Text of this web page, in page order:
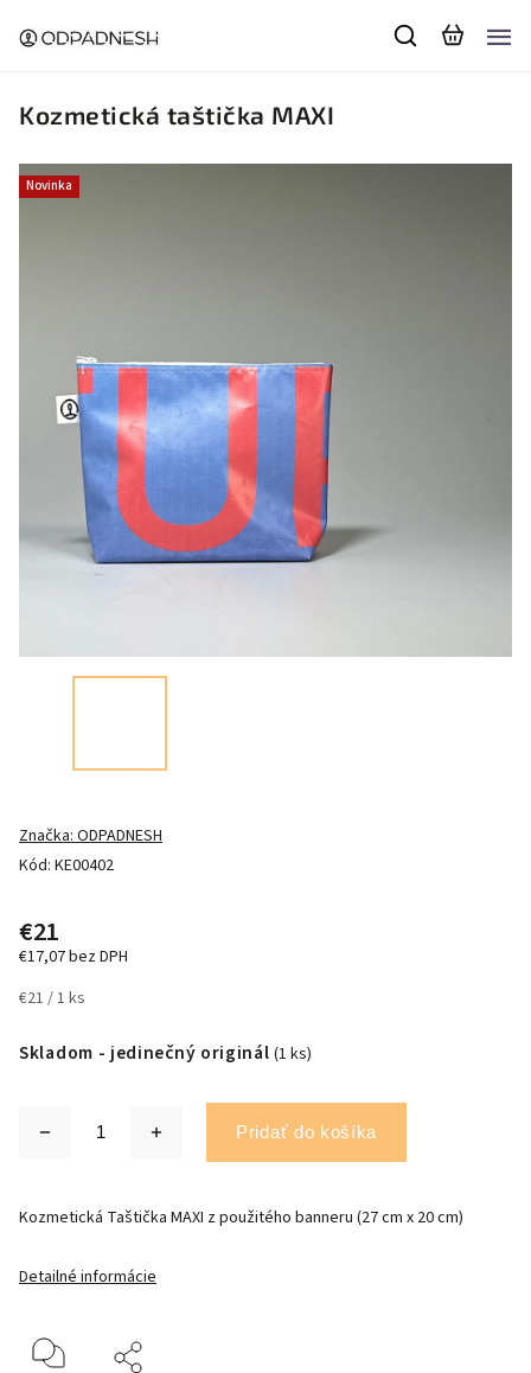
Kozmetická taštička MAXI
Novinka
Kód: KE00402
Značka:ODPADNESH
€21
€17,07 bez DPH
€21 / 1 ks
Skladom - jedinečný originál (1 ks)
Pridať do košíka
Kozmetická Taštička MAXI z použitého banneru (27 cm x 20 cm)
Detailné informácie